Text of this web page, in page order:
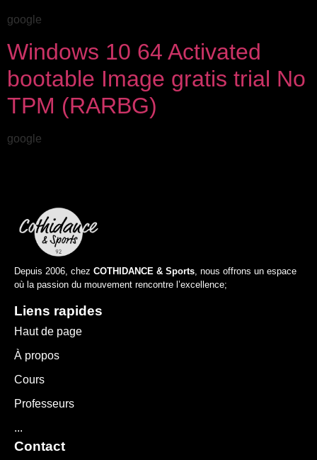
google
Windows 10 64 Activated
bootable Image gratis trial No
TPM (RARBG)
google
Depuis 2006, chez COTHIDANCE & Sports, nous offrons un espace
où la passion du mouvement rencontre l’excellence;
Liens rapides
Haut de page
À propos
Cours
Professeurs
...
Contact